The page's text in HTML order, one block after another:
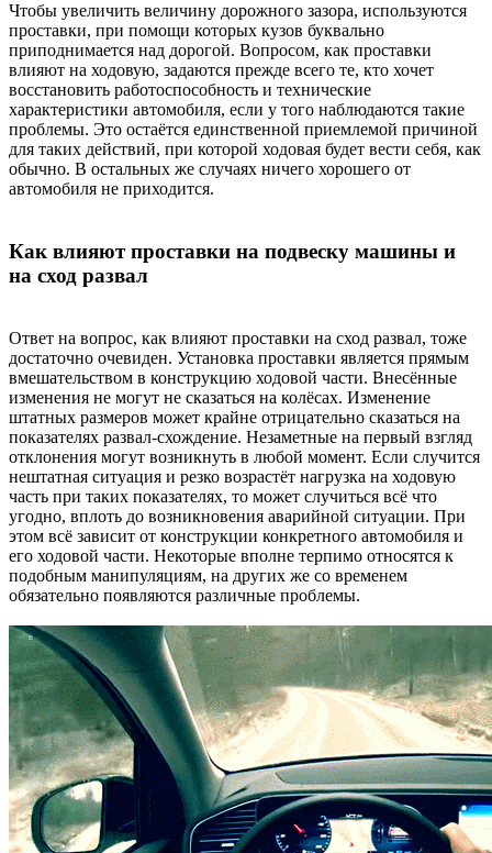
Чтобы увеличить величину дорожного зазора, используются
проставки, при помощи которых кузов буквально
приподнимается над дорогой. Вопросом, как проставки
влияют на ходовую, задаются прежде всего те, кто хочет
восстановить работоспособность и технические
характеристики автомобиля, если у того наблюдаются такие
проблемы. Это остаётся единственной приемлемой причиной
для таких действий, при которой ходовая будет вести себя, как
обычно. В остальных же случаях ничего хорошего от
автомобиля не приходится.
Как влияют проставки на подвеску машины и
на сход развал
Ответ на вопрос, как влияют проставки на сход развал, тоже
достаточно очевиден. Установка проставки является прямым
вмешательством в конструкцию ходовой части. Внесённые
изменения не могут не сказаться на колёсах. Изменение
штатных размеров может крайне отрицательно сказаться на
показателях развал-схождение. Незаметные на первый взгляд
отклонения могут возникнуть в любой момент. Если случится
нештатная ситуация и резко возрастёт нагрузка на ходовую
часть при таких показателях, то может случиться всё что
угодно, вплоть до возникновения аварийной ситуации. При
этом всё зависит от конструкции конкретного автомобиля и
его ходовой части. Некоторые вполне терпимо относятся к
подобным манипуляциям, на других же со временем
обязательно появляются различные проблемы.